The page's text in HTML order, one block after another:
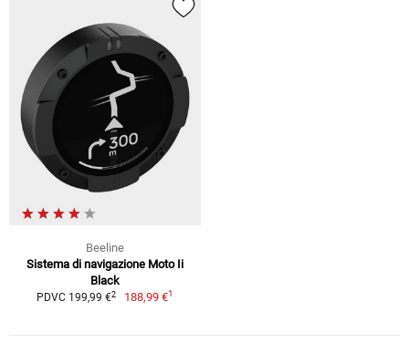
Beeline
Sistema di navigazione Moto Ii
Black
PDVC 199,99 €2 188,99 €1